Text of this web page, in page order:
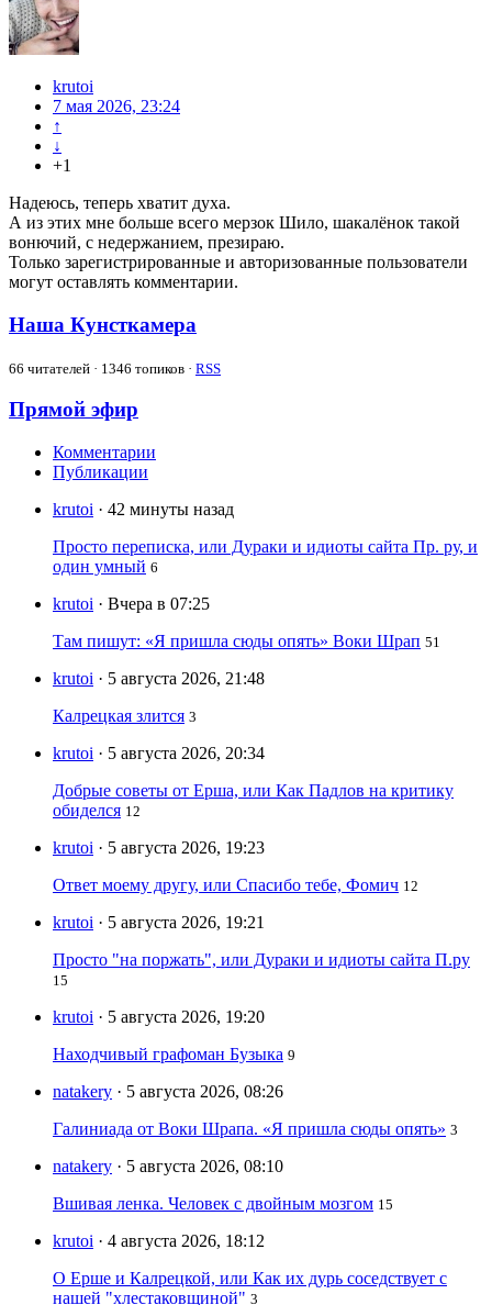
krutoi
7 мая 2026, 23:24
↑
↓
+1
Надеюсь, теперь хватит духа.
А из этих мне больше всего мерзок Шило, шакалёнок такой
вонючий, с недержанием, презираю.
Только зарегистрированные и авторизованные пользователи
могут оставлять комментарии.
Наша Кунсткамера
66 читателей · 1346 топиков · RSS
Прямой эфир
Комментарии
Публикации
krutoi · 42 минуты назад
Просто переписка, или Дураки и идиоты сайта Пр. ру, и
один умный 6
krutoi · Вчера в 07:25
Там пишут: «Я пришла сюды опять» Воки Шрап 51
krutoi · 5 августа 2026, 21:48
Калрецкая злится 3
krutoi · 5 августа 2026, 20:34
Добрые советы от Ерша, или Как Падлов на критику
обиделся 12
krutoi · 5 августа 2026, 19:23
Ответ моему другу, или Спасибо тебе, Фомич 12
krutoi · 5 августа 2026, 19:21
Просто "на поржать", или Дураки и идиоты сайта П.ру
15
krutoi · 5 августа 2026, 19:20
Находчивый графоман Бузыка 9
natakery · 5 августа 2026, 08:26
Галиниада от Воки Шрапа. «Я пришла сюды опять» 3
natakery · 5 августа 2026, 08:10
Вшивая ленка. Человек с двойным мозгом 15
krutoi · 4 августа 2026, 18:12
О Ерше и Калрецкой, или Как их дурь соседствует с
нашей "хлестаковщиной" 3